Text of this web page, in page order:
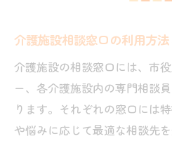
介護施設相談窓口の利用方
介護施設の相談窓口には、市
ー、各介護施設内の専門相談
ります。それぞれの窓口には
や悩みに応じて最適な相談先